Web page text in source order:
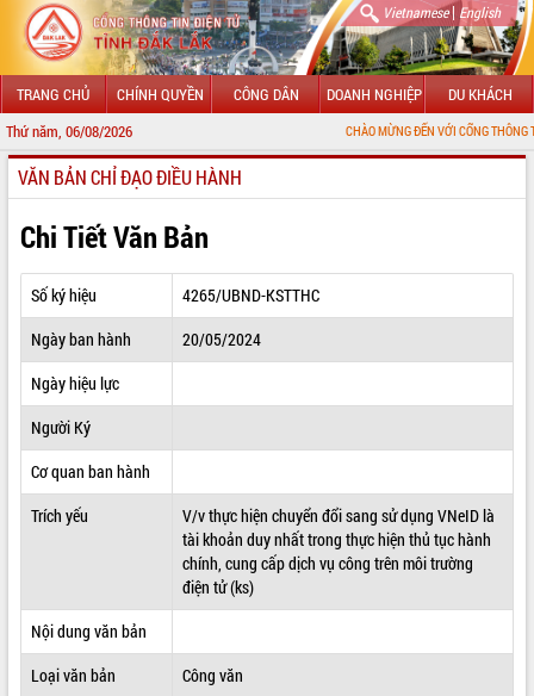
Vietnamese| English
TRANG CHỦ CHÍNH QUYỀN CÔNG DÂN DOANH NGHIỆP DU KHÁCH
Thứ năm, 06/08/2026 CHÀO MỪNG ĐẾN VỚI CỔNG THÔNG TIN ĐIỆN TỬ
GIỚI THIỆU
LÃNH ĐẠO UBND TỈNH
TIN TỨC SỰ KIỆN
SỞ, BAN, NGÀNH
THÔNG TIN CHỈ ĐẠO ĐIỀU HÀNH
HỆ THỐNG VĂN BẢN
VĂN BẢN HĐND TỈNH
QUY HOẠCH - KẾ HOẠCH
VĂN BẢN CHỈ ĐẠO ĐIỀU HÀNH
Chi Tiết Văn Bản
Số ký hiệu
4265/UBND-KSTTHC
Ngày ban hành
20/05/2024
Ngày hiệu lực
Người Ký
Cơ quan ban hành
Trích yếu
V/v thực hiện chuyển đổi sang sử dụng VNeID là
tài khoản duy nhất trong thực hiện thủ tục hành
chính, cung cấp dịch vụ công trên môi trường
điện tử (ks)
Nội dung văn bản
Loại văn bản
Công văn